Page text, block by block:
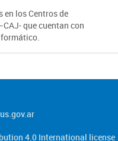
en los Centros de
que cuentan con
4.0 International license